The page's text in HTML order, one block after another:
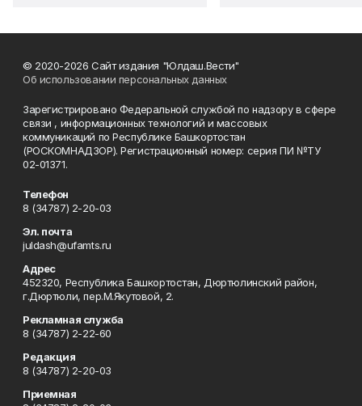
© 2020-2026 Сайт издания "Юлдаш.Вести"
Об использовании персональных данных
Зарегистрировано Федеральной службой по надзору в сфере
связи , информационных технологий и массовых
коммуникаций по Республике Башкортостан
(РОСКОМНАДЗОР). Регистрационный номер: серия ПИ №ТУ
02-01371.
Телефон
8 (34787) 2-20-03
Эл. почта
juldash@ufamts.ru
Адрес
452320, Республика Башкортостан, Дюртюлинский район,
г.Дюртюли, пер.М.Якутовой, 2.
Рекламная служба
8 (34787) 2-22-60
Редакция
8 (34787) 2-20-03
Приемная